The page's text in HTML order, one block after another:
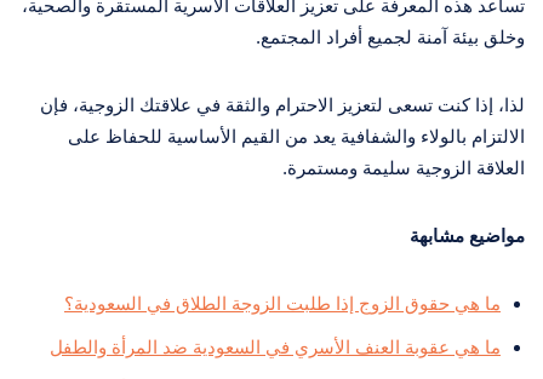
تساعد هذه المعرفة على تعزيز العلاقات الأسرية المستقرة والصحية،
وخلق بيئة آمنة لجميع أفراد المجتمع.
لذا، إذا كنت تسعى لتعزيز الاحترام والثقة في علاقتك الزوجية، فإن
الالتزام بالولاء والشفافية يعد من القيم الأساسية للحفاظ على
العلاقة الزوجية سليمة ومستمرة.
مواضيع مشابهة
ما هي حقوق الزوج إذا طلبت الزوجة الطلاق في السعودية؟
ما هي عقوبة العنف الأسري في السعودية ضد المرأة والطفل